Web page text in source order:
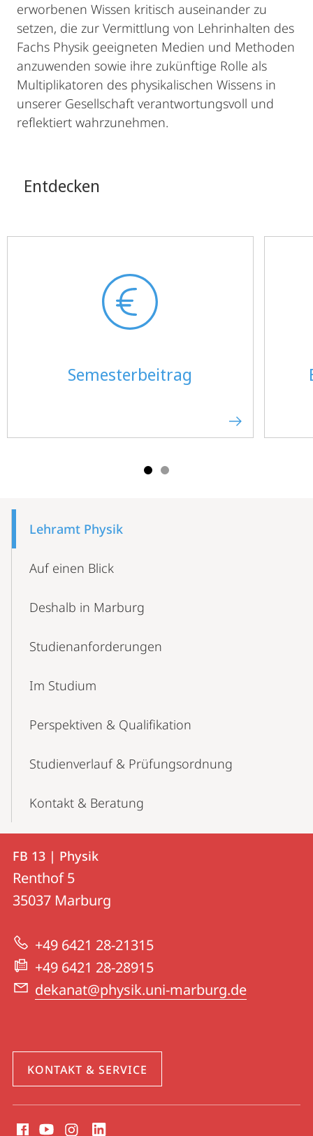
erworbenen Wissen kritisch auseinander zu
setzen, die zur Vermittlung von Lehrinhalten des
Fachs Physik geeigneten Medien und Methoden
anzuwenden sowie ihre zukünftige Rolle als
Multiplikatoren des physikalischen Wissens in
unserer Gesellschaft verantwortungsvoll und
reflektiert wahrzunehmen.
Entdecken
Semesterbeitrag
NavigationLehramt Physik
Auf einen Blick
Deshalb in Marburg
Studienanforderungen
Im Studium
Perspektiven & Qualifikation
Studienverlauf & Prüfungsordnung
Kontakt & Beratung
Kontakt
und
Informationen
zur
Website
Kontaktinformationen
FB
13
Physik
FB 13 | Physik
Renthof 5
35037 Marburg
+49 6421 28-21315
+49 6421 28-28915
dekanat@physik.uni-marburg.de
KONTAKT & SERVICE